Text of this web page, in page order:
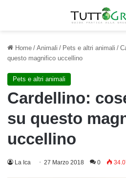
Home / Animali / Pets e altri animali /
questo magnifico uccellino
Pets e altri animali
Cardellino:
su questo
uccellino
La Ica 27 Marzo 2018 0